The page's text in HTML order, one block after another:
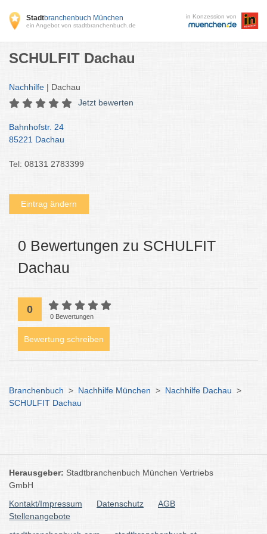
Stadtbranchenbuch München
ein Angebot von stadtbranchenbuch.de
in Konzession von
SCHULFIT Dachau
Nachhilfe | Dachau
Jetzt bewerten
Bahnhofstr. 24
85221 Dachau
Tel: 08131 2783399
Eintrag ändern
0 Bewertungen zu SCHULFIT
Dachau
0
0 Bewertungen
Bewertung schreiben
Branchenbuch > Nachhilfe München > Nachhilfe Dachau >
SCHULFIT Dachau
Herausgeber: Stadtbranchenbuch München Vertriebs
GmbH
Kontakt/Impressum
Datenschutz
AGB
Stellenangebote